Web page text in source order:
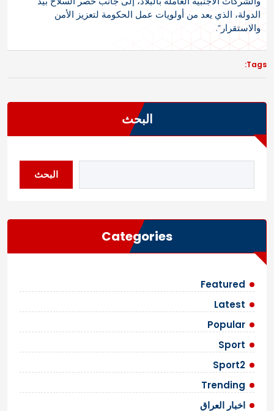
الدولة، الذي يعد من أولويات عمل الحكومة لتعزيز اﻷمن
والاستقرار”.
Tags:
البحث
البحث
Categories
Featured
Latest
Popular
Sport
Sport2
Trending
اخبار العراق